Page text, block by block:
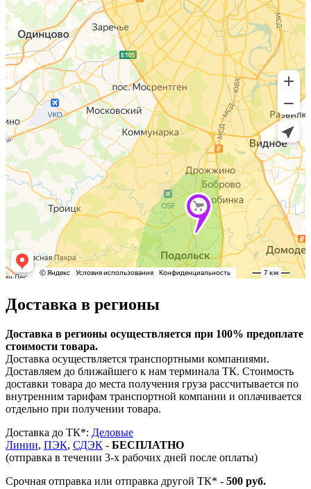
Доставка в регионы
Доставка в регионы осуществляется при 100% предоплате
стоимости товара.
Доставка осуществляется транспортными компаниями.
Доставляем до ближайшего к нам терминала ТК. Стоимость
доставки товара до места получения груза рассчитывается по
внутренним тарифам транспортной компании и оплачивается
отдельно при получении товара.
Доставка до ТК*: Деловые
Линии, ПЭК, СДЭК - БЕСПЛАТНО
(отправка в течении 3-х рабочих дней после оплаты)
Срочная отправка или отправка другой ТК* - 500 руб.